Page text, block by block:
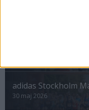
adidas Stockholm
30 maj 2026